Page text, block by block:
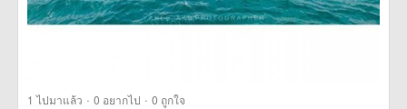
1 ไปมาแล้ว · 0 อยากไป · 0 ถูกใจ